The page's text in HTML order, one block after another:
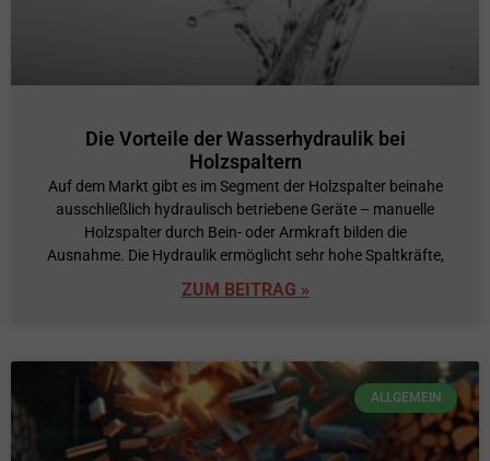
Die Vorteile der Wasserhydraulik bei
Holzspaltern
Auf dem Markt gibt es im Segment der Holzspalter beinahe
ausschließlich hydraulisch betriebene Geräte – manuelle
Holzspalter durch Bein- oder Armkraft bilden die
Ausnahme. Die Hydraulik ermöglicht sehr hohe Spaltkräfte,
ZUM BEITRAG »
ALLGEMEIN